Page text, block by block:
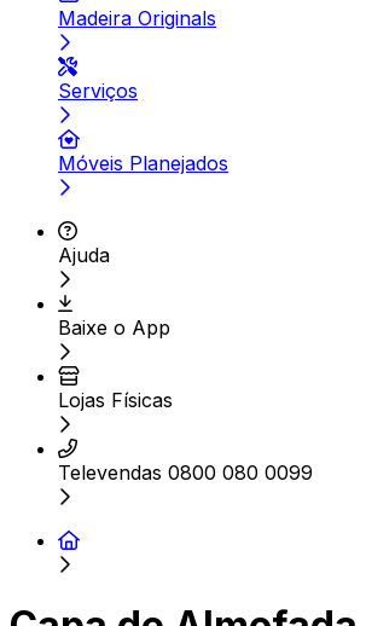
Madeira Originals
Serviços
Móveis Planejados
Ajuda
Baixe o App
Lojas Físicas
Televendas 0800 080 0099